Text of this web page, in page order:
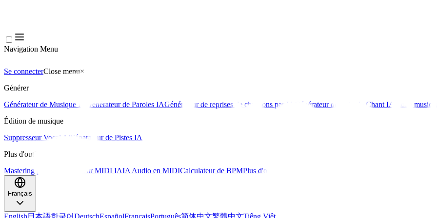
Navigation Menu
Se connecterClose menu×
Générer
Générateur de Musique IA
Générateur de Paroles IAGénérateur de reprises de chansons par IA Générateur de Voix de Chant IA
Vidéo
Édition de musique
Suppresseur Vocal AISéparateur de Pistes IA
Plus d'outils musicaux
Mastering par IA
Séquenceur MIDI IAIA Audio en MIDICalculateur de BPMPlus d'outils
Français
English 日本語한국어DeutschEspañolFrançaisPortuguês简体中文繁體中文Tiếng Việt